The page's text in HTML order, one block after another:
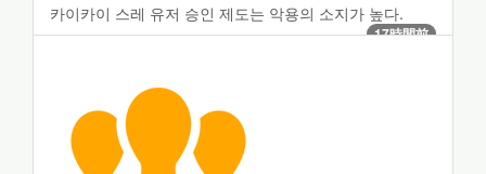
카이카이 스레 유저 승인 제도는 악용의 소지가 높다.
17時間前